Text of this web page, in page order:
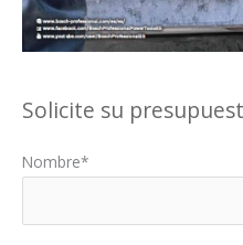
Solicite su
Nombre*